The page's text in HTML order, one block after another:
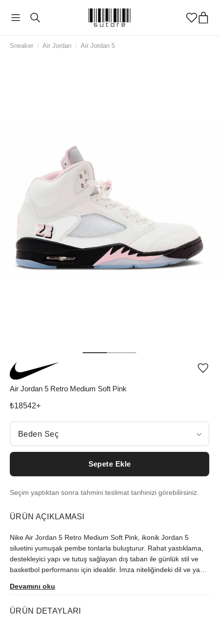
Sneaker / Air Jordan / Air Jordan 5
Air Jordan 5 Retro Medium Soft Pink
₺18542+
Beden Seç
Beden Seç
Sepete Ekle
Seçim yaptıktan sonra tahmini teslimat tarihinizi görebilirsiniz.
ÜRÜN AÇIKLAMASI
Nike Air Jordan 5 Retro Medium Soft Pink, ikonik Jordan 5
siluetini yumuşak pembe tonlarla buluşturur. Rahat yastıklama,
destekleyici yapı ve tutuş sağlayan dış taban ile günlük stil ve
basketbol performansı için idealdir. İmza niteliğindeki dil ve yan
sneaker kültürüne modern bir dokunuş katar. Şık, çok yönlü ve
ile konfor, stil ve özgünlüğü aynı anda yakalayın.
Devamını oku
ÜRÜN DETAYLARI